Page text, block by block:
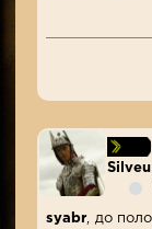
syabr , до